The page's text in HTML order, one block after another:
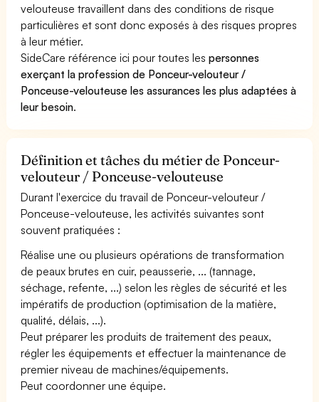
velouteuse travaillent dans des conditions de risque
particulières et sont donc exposés à des risques propres
à leur métier.
SideCare référence ici pour toutes lespersonnes
exerçant la profession de Ponceur-velouteur /
Ponceuse-velouteuse les assurances les plus adaptées à
leur besoin.
Définition et tâches du métier de Ponceur-
velouteur / Ponceuse-velouteuse
Durant l'exercice du travail de Ponceur-velouteur /
Ponceuse-velouteuse, les activités suivantes sont
souvent pratiquées :
Réalise une ou plusieurs opérations de transformation
de peaux brutes en cuir, peausserie, ... (tannage,
séchage, refente, ...) selon les règles de sécurité et les
impératifs de production (optimisation de la matière,
qualité, délais, ...).
Peut préparer les produits de traitement des peaux,
régler les équipements et effectuer la maintenance de
premier niveau de machines/équipements.
Peut coordonner une équipe.